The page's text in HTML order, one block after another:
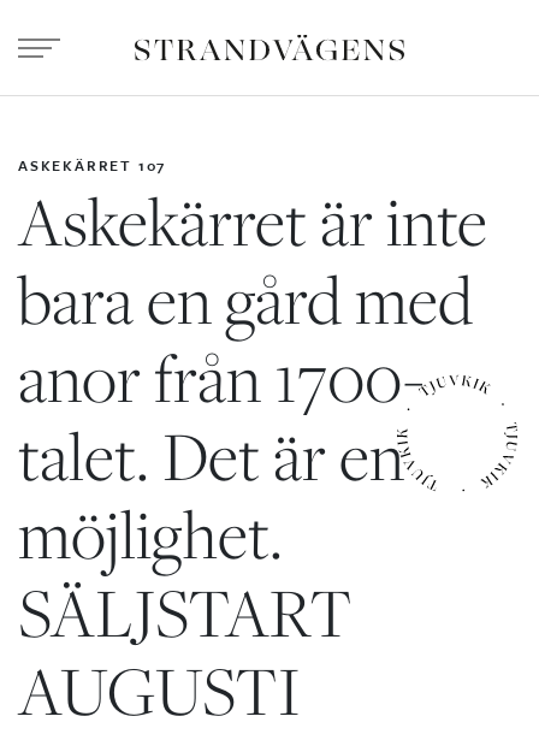
ASKEKÄRRET 107
Askekärret är inte
bara en gård med
anor från 1700-
talet. Det är en
möjlighet.
SÄLJSTART
AUGUSTI